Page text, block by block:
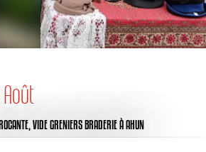
VIDE GRENIERS BRADERIEÀ AHUN